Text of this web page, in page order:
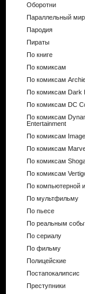
Оборотни
Параллельный мир
Пародия
Пираты
По книге
По комиксам
По комиксам
По комиксам Dark
По комиксам DC
По комиксам
Entertainment
По комиксам Image
По комиксам
По комиксам
По комиксам
По компьютерной
По мультфильму
По пьесе
По реальным
По сериалу
По фильму
Полицейские
Постапокалипсис
Преступники